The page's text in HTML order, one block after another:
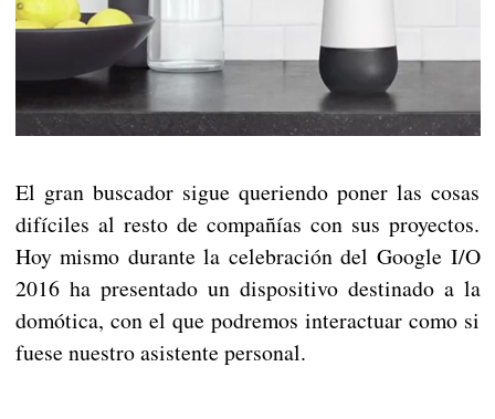
El gran buscador sigue queriendo poner las cosas
difíciles al resto de compañías con sus proyectos.
Hoy mismo durante la celebración del Google I/O
2016 ha presentado un dispositivo destinado a la
domótica, con el que podremos interactuar como si
fuese nuestro asistente personal.